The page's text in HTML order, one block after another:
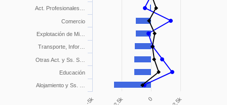
Act. Profesionales…
Comercio
Explotación de Mi…
Transporte, Infor…
Otras Act. y Ss. S…
Educación
Alojamiento y Ss. …
0
-5k 2.5k